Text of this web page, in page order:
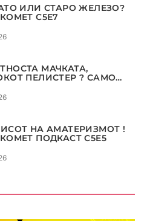
ИЛИ СТАРО ЖЕЛЕЗО?
С5Е7
МАЧКАТА,
ПЕЛИСТЕР ? САМО
НА АМАТЕРИЗМОТ !
ПОДКАСТ С5E5